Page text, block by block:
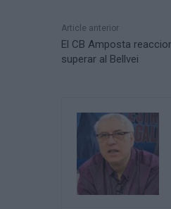
Article anterior
El CB Amposta
superar al Bellvei